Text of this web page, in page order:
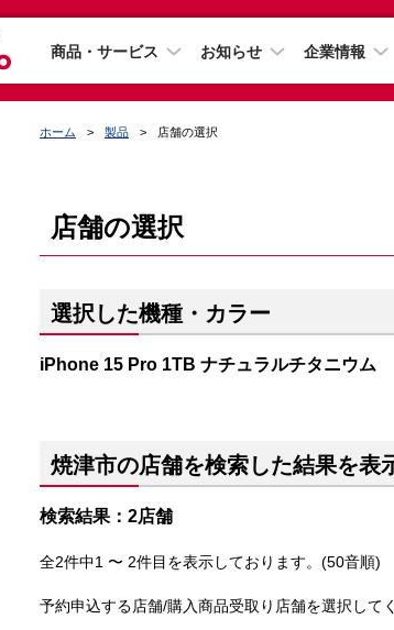
商品・サービス お知らせ 企業情報
ホーム 製品 店舗の選択
店舗の選択
選択した機種・カラー
iPhone 15 Pro 1TB ナチュラルチタニウム
焼津市の店舗を検索した結果を表
検索結果：2店舗
全2件中1 〜 2件目を表示しております。(50音順)
予約申込する店舗/購入商品受取り店舗を選択して